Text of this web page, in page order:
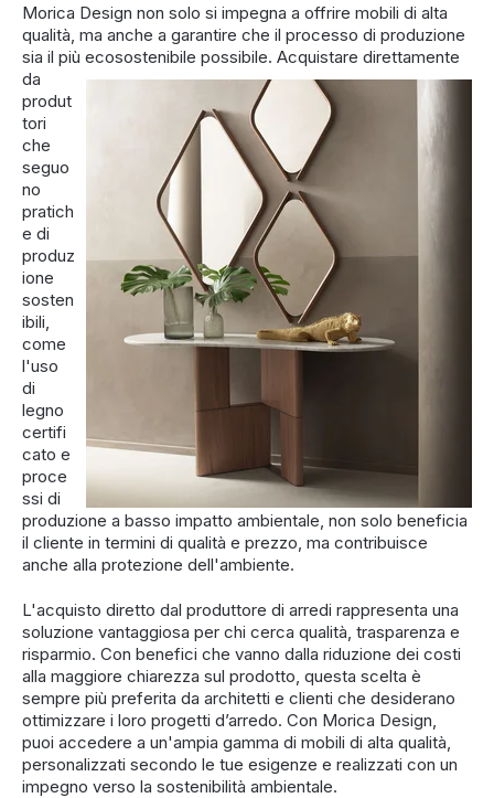
Morica Design non solo si impegna a offrire mobili di alta
qualità, ma anche a garantire che il processo di produzione
sia il più ecosostenibile possibile. Acquistare direttamente
da
produt
tori
che
seguo
no
pratich
e di
produz
ione
sosten
ibili,
come
l'uso
di
legno
certifi
cato e
proce
ssi di
produzione a basso impatto ambientale, non solo beneficia
il cliente in termini di qualità e prezzo, ma contribuisce
anche alla protezione dell'ambiente.
L'acquisto diretto dal produttore di arredi rappresenta una
soluzione vantaggiosa per chi cerca qualità, trasparenza e
risparmio. Con benefici che vanno dalla riduzione dei costi
alla maggiore chiarezza sul prodotto, questa scelta è
sempre più preferita da architetti e clienti che desiderano
ottimizzare i loro progetti d’arredo. Con Morica Design,
puoi accedere a un'ampia gamma di mobili di alta qualità,
personalizzati secondo le tue esigenze e realizzati con un
impegno verso la sostenibilità ambientale.